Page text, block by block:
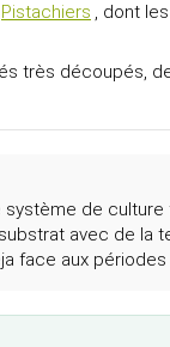
Pistachiers , dont
très découpés,
système de
avec de la
face aux